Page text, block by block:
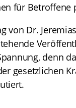
für Betroffene
von Dr.
denn
gesetzlichen